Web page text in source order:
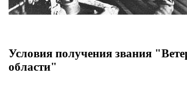
Условия получения звания
области"